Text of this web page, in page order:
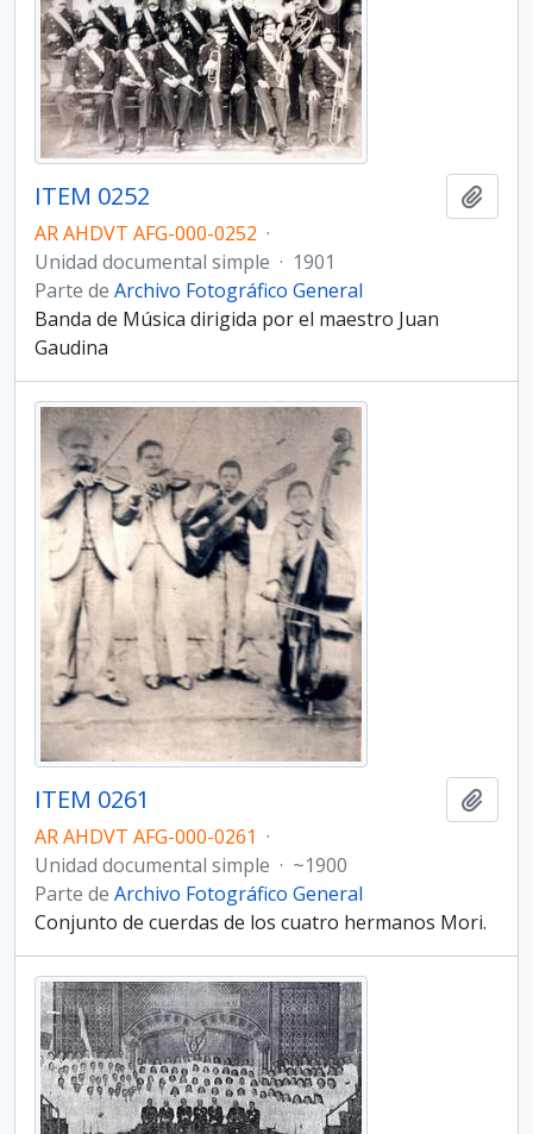
ITEM 0252
AR AHDVT AFG-000-0252 ·
Unidad documental simple · 1901
Parte de Archivo Fotográfico General
Banda de Música dirigida por el maestro Juan
Gaudina
ITEM 0261
AR AHDVT AFG-000-0261 ·
Unidad documental simple · ~1900
Parte de Archivo Fotográfico General
Conjunto de cuerdas de los cuatro hermanos Mori.